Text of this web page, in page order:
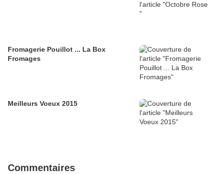
Fromagerie Pouillot ... La Box
Fromages
Meilleurs Voeux 2015
Commentaires